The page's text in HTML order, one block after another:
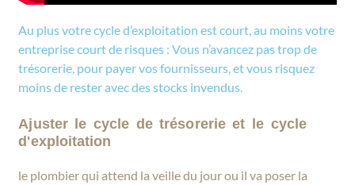
Au plus votre cycle d’exploitation est court, au moins votre
entreprise court de risques : Vous n’avancez pas trop de
trésorerie, pour payer vos fournisseurs, et vous risquez
moins de rester avec des stocks invendus.
Ajuster le cycle de trésorerie et le cycle
d'exploitation
le plombier qui attend la veille du jour ou il va poser la